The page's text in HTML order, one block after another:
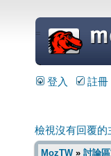
=
登入 註冊
檢視沒有回覆的
MozTW» 討論